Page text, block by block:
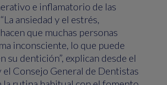
e inflamatorio de las
ansiedad y el estrés,
que muchas personas
inconsciente, lo que puede
dentición”, explican desde el
Consejo General de Dentistas